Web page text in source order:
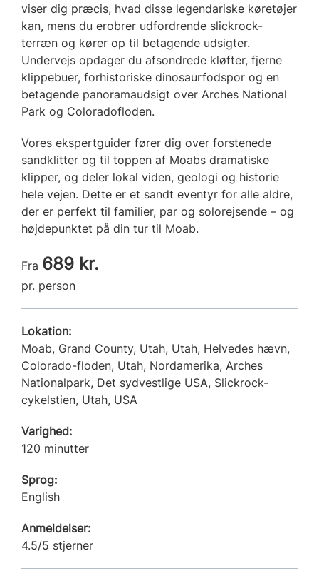
viser dig præcis, hvad disse legendariske køretøjer
kan, mens du erobrer udfordrende slickrock-
terræn og kører op til betagende udsigter.
Undervejs opdager du afsondrede kløfter, fjerne
klippebuer, forhistoriske dinosaurfodspor og en
betagende panoramaudsigt over Arches National
Park og Coloradofloden.
Vores ekspertguider fører dig over forstenede
sandklitter og til toppen af Moabs dramatiske
klipper, og deler lokal viden, geologi og historie
hele vejen. Dette er et sandt eventyr for alle aldre,
der er perfekt til familier, par og solorejsende – og
højdepunktet på din tur til Moab.
Fra 689 kr.
pr. person
Lokation:
Moab, Grand County, Utah, Utah, Helvedes hævn,
Colorado-floden, Utah, Nordamerika, Arches
Nationalpark, Det sydvestlige USA, Slickrock-
cykelstien, Utah, USA
Varighed:
120 minutter
Sprog:
English
Anmeldelser:
4.5/5 stjerner